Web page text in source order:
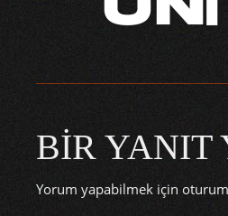
BIR YANIT
Yorum yapabilmek içinoturum